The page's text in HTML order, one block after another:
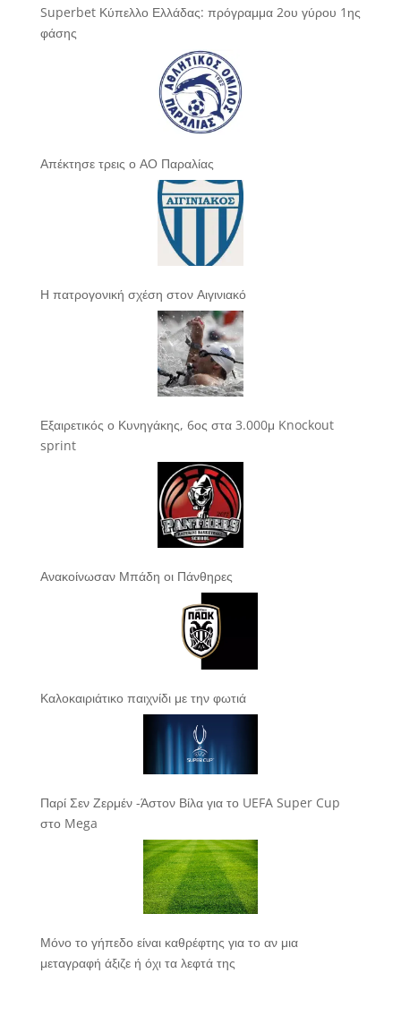
Superbet Κύπελλο Ελλάδας: πρόγραμμα 2ου γύρου 1ης
φάσης
Απέκτησε τρεις ο ΑΟ Παραλίας
Η πατρογονική σχέση στον Αιγινιακό
Εξαιρετικός ο Κυνηγάκης, 6ος στα 3.000μ Knockout
sprint
Ανακοίνωσαν Μπάδη οι Πάνθηρες
Καλοκαιριάτικο παιχνίδι με την φωτιά
Παρί Σεν Ζερμέν -Άστον Βίλα για το UEFA Super Cup
στο Mega
Μόνο το γήπεδο είναι καθρέφτης για το αν μια
μεταγραφή άξιζε ή όχι τα λεφτά της